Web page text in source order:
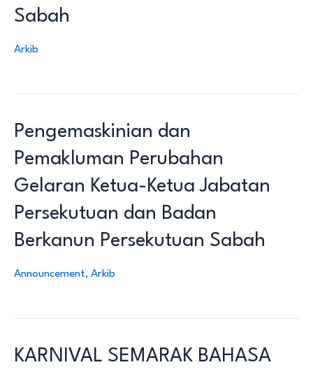
Sabah
Arkib
Pengemaskinian dan
Pemakluman Perubahan
Gelaran Ketua-Ketua Jabatan
Persekutuan dan Badan
Berkanun Persekutuan Sabah
Announcement, Arkib
KARNIVAL SEMARAK BAHASA